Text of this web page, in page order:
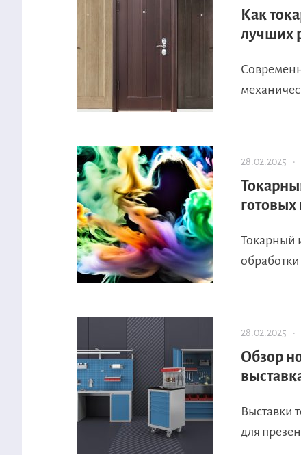
Как
лучших
28.02.2025 ·
готовых
Токарный
обработки
28.02.2025 ·
Обзор
Выставки
для